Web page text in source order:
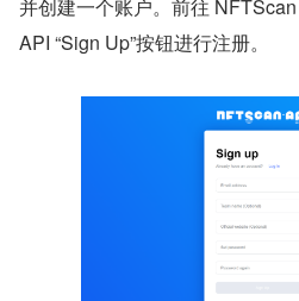
并创建一个账户。前往
API “Sign Up”按钮进行注册。